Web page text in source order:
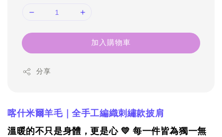
加入購物車
分享
喀什米爾羊毛｜全手工編織刺繡款披肩
溫暖的不只是身體，更是心 💛 每一件皆為獨一無